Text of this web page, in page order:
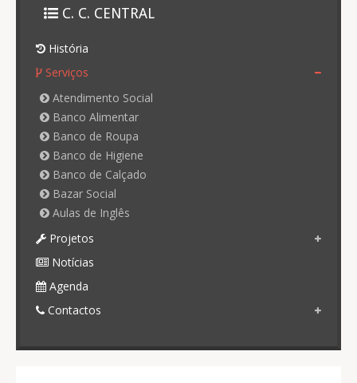
C. C. CENTRAL
História
Serviços
Atendimento Social
Banco Alimentar
Banco de Roupa
Banco de Higiene
Banco de Calçado
Bazar Social
Aulas de Inglês
Projetos
Notícias
Agenda
Contactos